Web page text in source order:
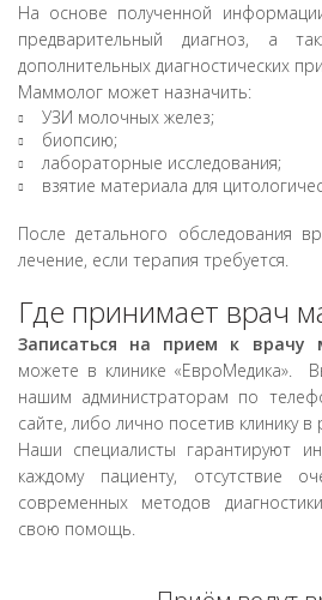
На основе полученной
предварительный диагноз, а
дополнительных диагностических
Маммолог может назначить:
УЗИ молочных желез;
биопсию;
лабораторные исследования;
взятие материала для
После детального обследования
лечение, если терапия требуется.
Где принимает врач
Записаться на прием к врачу
можете в клинике «ЕвроМедика».
нашим администраторам по
сайте, либо лично посетив клинику
Наши специалисты гарантируют
каждому пациенту, отсутствие
современных методов
свою помощь.